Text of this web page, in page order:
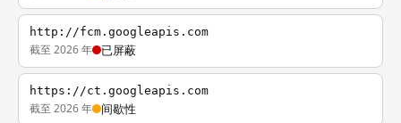
http://fcm.googleapis.com
截至 2026 年 已屏蔽
https://ct.googleapis.com
截至 2026 年 间歇性